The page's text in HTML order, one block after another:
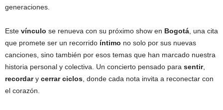
generaciones.
Este vínculo se renueva con su próximo show en Bogotá, una cita
que promete ser un recorrido íntimo no solo por sus nuevas
canciones, sino también por esos temas que han marcado nuestra
historia personal y colectiva. Un concierto pensado para sentir,
recordary cerrar ciclos, donde cada nota invita a reconectar con
el corazón.